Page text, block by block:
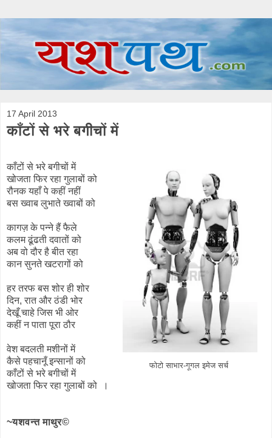
17 April 2013
काँटों से भरे बगीचों में
फोटो साभार-गूगल इमेज सर्च
काँटों से भरे बगीचों में
खोजता फिर रहा गुलाबों को
रौनक यहाँ पे कहीं नहीं
बस ख्वाब लुभाते ख्वाबों को
कागज़ के पन्ने हैं फैले
कलम ढूंढती दवातों को
अब वो दौर है बीत रहा
कान सुनते खटरागों को
हर तरफ बस शोर ही शोर
दिन, रात और ठंडी भोर
देखूँ चाहे जिस भी ओर
कहीं न पाता पूरा ठौर
वेश बदलती मशीनों में
कैसे पहचानूँ इन्सानों को
काँटों से भरे बगीचों में
खोजता फिर रहा गुलाबों को ।
~यशवन्त माथुर©